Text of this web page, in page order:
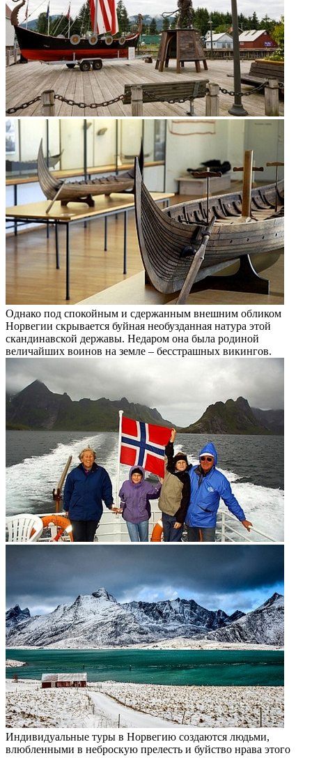
Однако под спокойным и сдержанным внешним обликом
Норвегии скрывается буйная необузданная натура этой
скандинавской державы. Недаром она была родиной
величайших воинов на земле – бесстрашных викингов.
Индивидуальные туры в Норвегию создаются людьми,
влюбленными в неброскую прелесть и буйство нрава этого